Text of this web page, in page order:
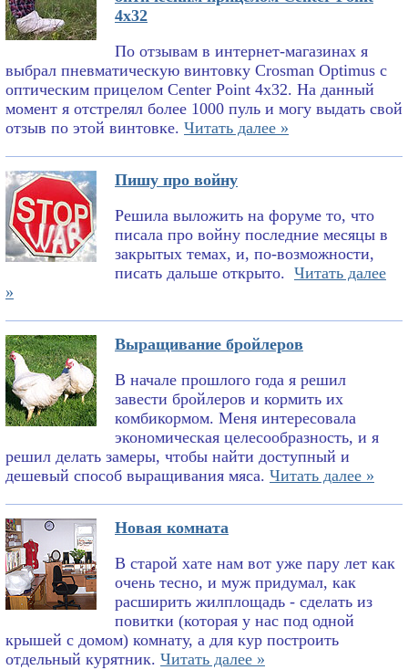
4x32
По отзывам в интернет-магазинах я
выбрал пневматическую винтовку Crosman Optimus с
оптическим прицелом Center Point 4x32. На данный
момент я отстрелял более 1000 пуль и могу выдать свой
отзыв по этой винтовке. Читать далее »
Пишу про войну
Решила выложить на форуме то, что
писала про войну последние месяцы в
закрытых темах, и, по-возможности,
писать дальше открыто. Читать далее
»
Выращивание бройлеров
В начале прошлого года я решил
завести бройлеров и кормить их
комбикормом. Меня интересовала
экономическая целесообразность, и я
решил делать замеры, чтобы найти доступный и
дешевый способ выращивания мяса. Читать далее »
Новая комната
В старой хате нам вот уже пару лет как
очень тесно, и муж придумал, как
расширить жилплощадь - сделать из
повитки (которая у нас под одной
крышей с домом) комнату, а для кур построить
отдельный курятник. Читать далее »